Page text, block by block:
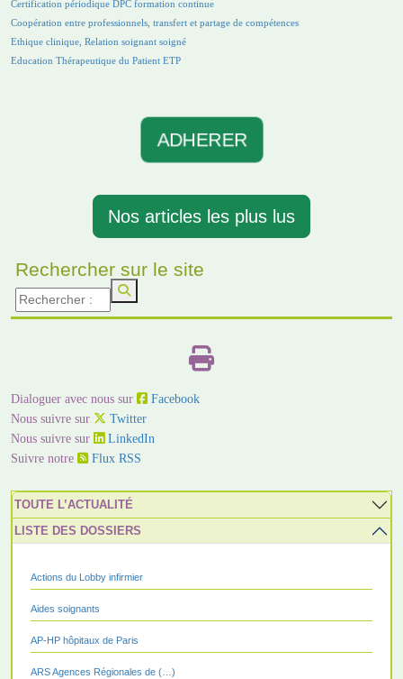
Certification périodique DPC formation continue
Coopération entre professionnels, transfert et partage de compétences
Ethique clinique, Relation soignant soigné
Education Thérapeutique du Patient ETP
ADHERER
Nos articles les plus lus
Rechercher sur le site
Dialoguer avec nous sur
Facebook
Nous suivre sur
Twitter
Nous suivre sur
LinkedIn
Suivre notre
Flux RSS
TOUTE L’ACTUALITÉ
LISTE DES DOSSIERS
Actions du Lobby infirmier
Aides soignants
AP-HP hôpitaux de Paris
ARS Agences Régionales de (…)